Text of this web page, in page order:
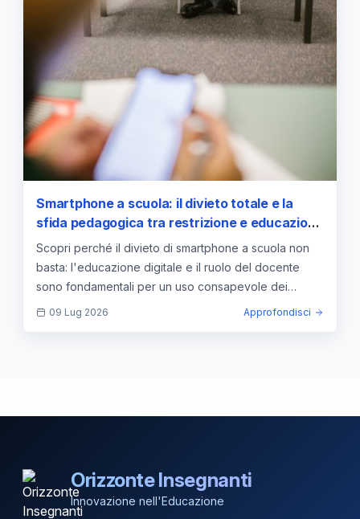
Smartphone a scuola: il divieto totale e la
sfida pedagogica tra restrizione e educazione
digitale
Scopri perché il divieto di smartphone a scuola non
basta: l'educazione digitale e il ruolo del docente
sono fondamentali per un uso consapevole dei
dispositivi.
09 Lug 2026 Approfondisci
Orizzonte Insegnanti
Innovazione nell'Educazione